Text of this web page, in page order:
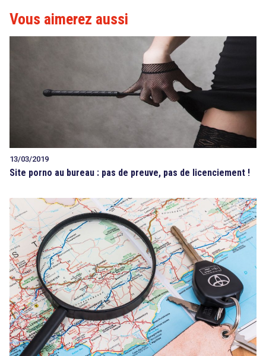
Vous aimerez aussi
13/03/2019
Site porno au bureau : pas de preuve, pas de licenciement !